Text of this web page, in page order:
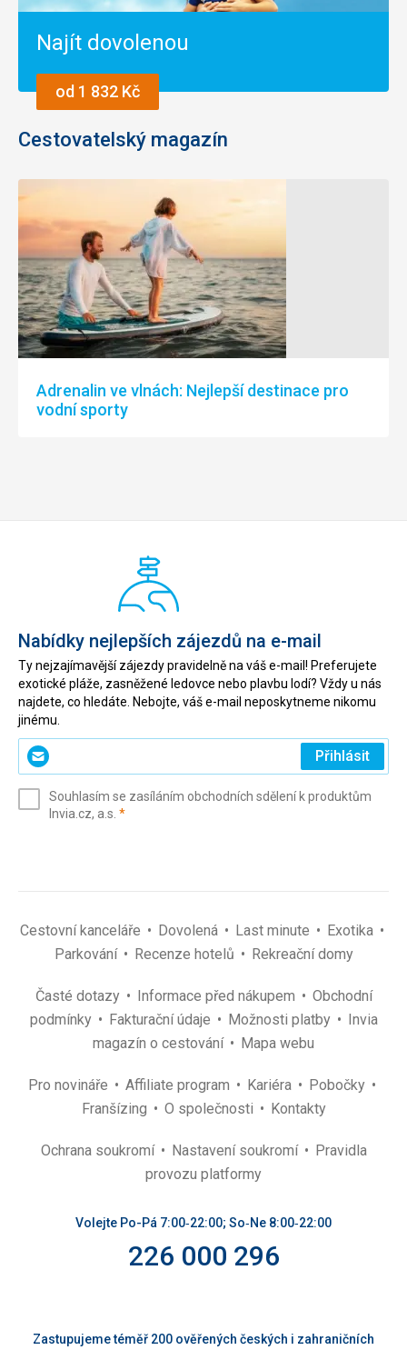
Najít dovolenou
od 1 832 Kč
Cestovatelský magazín
Adrenalin ve vlnách: Nejlepší destinace pro
vodní sporty
Nabídky nejlepších zájezdů na e-mail
Ty nejzajímavější zájezdy pravidelně na váš e-mail! Preferujete
exotické pláže, zasněžené ledovce nebo plavbu lodí? Vždy u nás
najdete, co hledáte. Nebojte, váš e-mail neposkytneme nikomu
jinému.
Zadejte
svůj
(povinné)
Přihlásit
Souhlasím se zasíláním obchodních sdělení k produktům
Invia.cz, a.s. *(povinné)
Cestovní kanceláře Dovolená Last minute
Exotika
Parkování
Recenze hotelů Rekreační domy
Časté dotazy Informace před nákupem
Obchodní
podmínky
Fakturační údaje Možnosti platby
Invia
magazín o cestování
Mapa webu
Pro novináře Affiliate program Kariéra
Pobočky
Franšízing
O společnosti Kontakty
Ochrana soukromí Nastavení soukromí
Pravidla
provozu platformy
Volejte Po-Pá 7:00‑22:00; So‑Ne 8:00‑22:00
226 000 296
Zastupujeme téměř 200 ověřených českých i zahraničních